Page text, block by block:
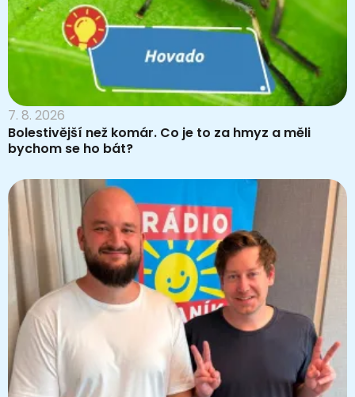
7. 8. 2026
Bolestivější než komár. Co je to za hmyz a měli
bychom se ho bát?